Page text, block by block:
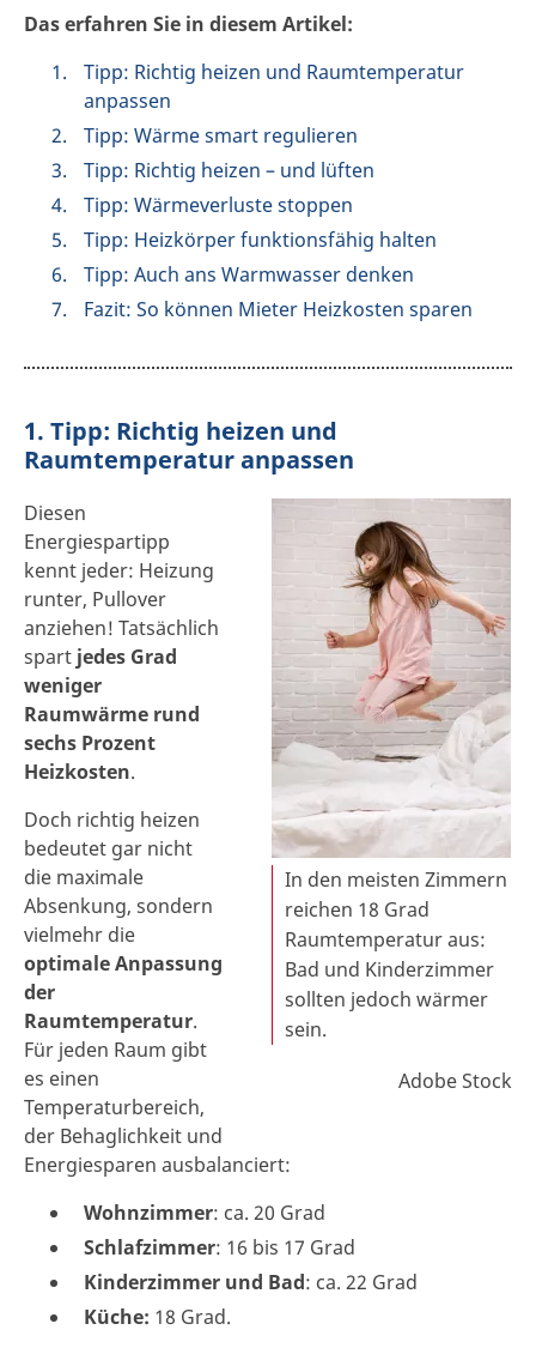
Das erfahren Sie in diesem Artikel:
Tipp: Richtig heizen und Raumtemperatur
anpassen
Tipp: Wärme smart regulieren
Tipp: Richtig heizen – und lüften
Tipp: Wärmeverluste stoppen
Tipp: Heizkörper funktionsfähig halten
Tipp: Auch ans Warmwasser denken
Fazit: So können Mieter Heizkosten sparen
1. Tipp: Richtig heizen und
Raumtemperatur anpassen
In den meisten Zimmern
reichen 18 Grad
Raumtemperatur aus:
Bad und Kinderzimmer
sollten jedoch wärmer
sein.
Adobe Stock
Diesen
Energiespartipp
kennt jeder: Heizung
runter, Pullover
anziehen! Tatsächlich
spart jedes Grad
weniger
Raumwärme rund
sechs Prozent
Heizkosten.
Doch richtig heizen
bedeutet gar nicht
die maximale
Absenkung, sondern
vielmehr die
optimale Anpassung
der
Raumtemperatur.
Für jeden Raum gibt
es einen
Temperaturbereich,
der Behaglichkeit und
Energiesparen ausbalanciert:
Wohnzimmer: ca. 20 Grad
Schlafzimmer: 16 bis 17 Grad
Kinderzimmer und Bad: ca. 22 Grad
Küche: 18 Grad.